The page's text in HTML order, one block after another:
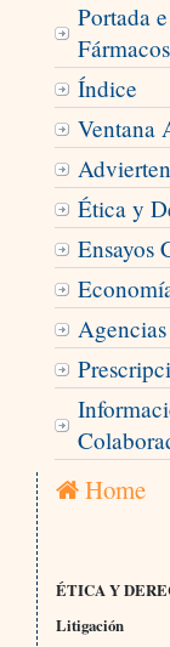
Portada
Fármacos
Índice
Ventana
Advierten
Ética y
Ensayos
Home
ÉTICA Y
Litigación